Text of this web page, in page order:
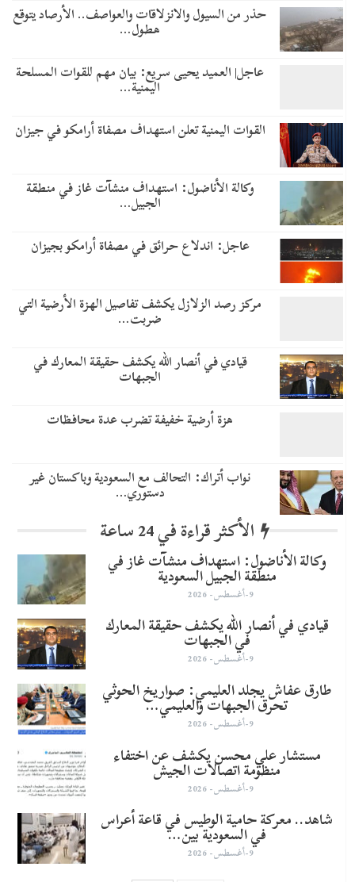
حذر من السيول والانزلاقات والعواصف.. الأرصاد يتوقع
هطول…
عاجل| العميد يحيى سريع: بيان مهم للقوات المسلحة
اليمنية…
القوات اليمنية تعلن استهداف مصفاة أرامكو في جيزان
وكالة الأناضول: استهداف منشآت غاز في منطقة
الجبيل…
عاجل: اندلاع حرائق في مصفاة أرامكو بجيزان
مركز رصد الزلازل يكشف تفاصيل الهزة الأرضية التي
ضربت…
قيادي في أنصار الله يكشف حقيقة المعارك في
الجبهات
هزة أرضية خفيفة تضرب عدة محافظات
نواب أتراك: التحالف مع السعودية وباكستان غير
دستوري…
الأكثر قراءة في 24 ساعة
وكالة الأناضول: استهداف منشآت غاز في
منطقة الجبيل السعودية
9-أغسطس- 2026
قيادي في أنصار الله يكشف حقيقة المعارك
في الجبهات
9-أغسطس- 2026
طارق عفاش يجلد العليمي: صواريخ الحوثي
تحرق الجبهات والعليمي…
9-أغسطس- 2026
مستشار علي محسن يكشف عن اختفاء
منظومة اتصالات الجيش
9-أغسطس- 2026
شاهد.. معركة حامية الوطيس في قاعة أعراس
في السعودية بين…
9-أغسطس- 2026